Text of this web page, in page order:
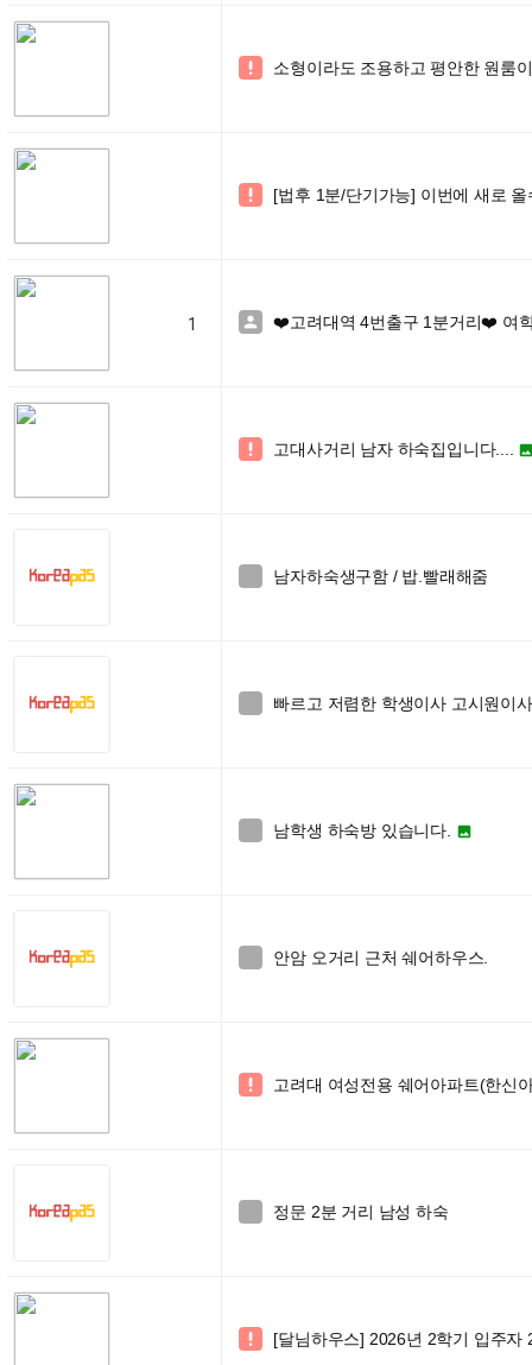
 소형이라도 조용하고 평안한 원룸
 [법후 1분/단기가능] 이번에 새로
1  ❤️고려대역 4번출구 1분거리❤️ 여
 고대사거리 남자 하숙집입니다....
남자하숙생구함 / 밥.빨래해줌
빠르고 저렴한 학생이사 고시원이
남학생 하숙방 있습니다. 
안암 오거리 근처 쉐어하우스.
 고려대 여성전용 쉐어아파트(한신
정문 2분 거리 남성 하숙
 [달님하우스] 2026년 2학기 입주자